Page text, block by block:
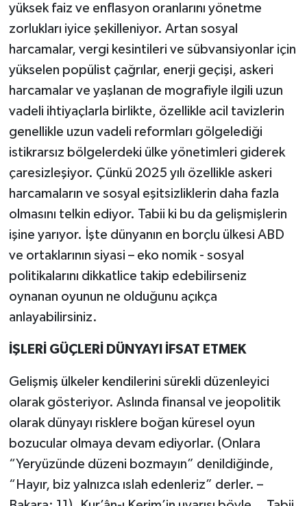
yüksek faiz ve enflasyon oranlarını yönetme
zorlukları iyice şekilleniyor. Artan sosyal
harcamalar, vergi kesintileri ve sübvansiyonlar için
yükselen popülist çağrılar, enerji geçişi, askeri
harcamalar ve yaşlanan de mografiyle ilgili uzun
vadeli ihtiyaçlarla birlikte, özellikle acil tavizlerin
genellikle uzun vadeli reformları gölgelediği
istikrarsız bölgelerdeki ülke yönetimleri giderek
çaresizleşiyor. Çünkü 2025 yılı özellikle askeri
harcamaların ve sosyal eşitsizliklerin daha fazla
olmasını telkin ediyor. Tabii ki bu da gelişmişlerin
işine yarıyor. İşte dünyanın en borçlu ülkesi ABD
ve ortaklarının siyasi – eko nomik - sosyal
politikalarını dikkatlice takip edebilirseniz
oynanan oyunun ne olduğunu açıkça
anlayabilirsiniz.
İŞLERİ GÜÇLERİ DÜNYAYI İFSAT ETMEK
Gelişmiş ülkeler kendilerini sürekli düzenleyici
olarak gösteriyor. Aslında finansal ve jeopolitik
olarak dünyayı risklere boğan küresel oyun
bozucular olmaya devam ediyorlar. (Onlara
“Yeryüzünde düzeni bozmayın” denildiğinde,
“Hayır, biz yalnızca ıslah edenleriz” derler. –